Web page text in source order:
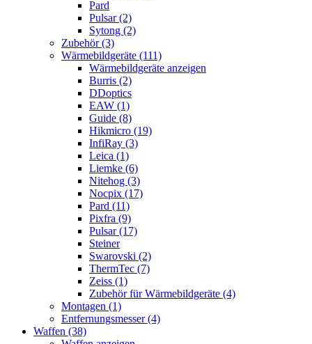
Pard
Pulsar (2)
Sytong (2)
Zubehör (3)
Wärmebildgeräte (111)
Wärmebildgeräte anzeigen
Burris (2)
DDoptics
EAW (1)
Guide (8)
Hikmicro (19)
InfiRay (3)
Leica (1)
Liemke (6)
Nitehog (3)
Nocpix (17)
Pard (11)
Pixfra (9)
Pulsar (17)
Steiner
Swarovski (2)
ThermTec (7)
Zeiss (1)
Zubehör für Wärmebildgeräte (4)
Montagen (1)
Entfernungsmesser (4)
Waffen (38)